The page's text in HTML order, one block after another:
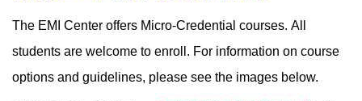
The EMI Center offers Micro-Credential courses. All
students are welcome to enroll. For information on course
options and guidelines, please see the images below.